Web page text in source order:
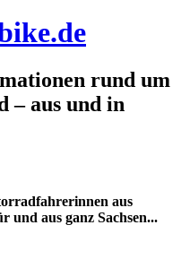
rund um
– aus und in
aus
und aus ganz Sachsen...